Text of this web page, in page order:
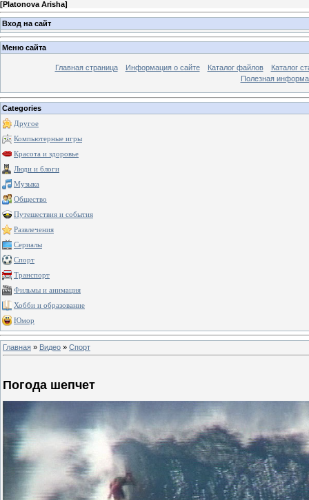
[Platonova Arisha]
Вход на сайт
Меню сайта
Главная страница Информация о сайте Каталог файлов
Каталог
Полезная
Categories
Другое
Компьютерные игры
Красота и здоровье
Люди и блоги
Музыка
Общество
Путешествия и события
Развлечения
Сериалы
Спорт
Транспорт
Фильмы и анимация
Хобби и образование
Юмор
Главная » Видео » Спорт
Погода шепчет